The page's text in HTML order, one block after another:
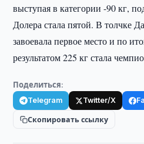
выступая в категории -90 кг,
Долера стала пятой. В толчке
завоевала первое место и по
результатом 225 кг стала
Поделиться:
Telegram Twitter/X
Скопировать ссылку